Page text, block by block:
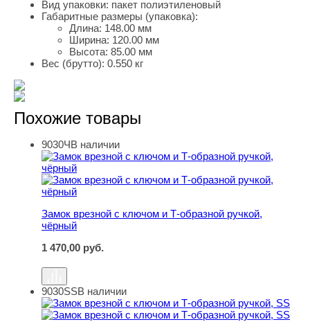
Вид упаковки: пакет полиэтиленовый
Габаритные размеры (упаковка):
Длина: 148.00 мм
Ширина: 120.00 мм
Высота: 85.00 мм
Вес (брутто): 0.550 кг
Похожие товары
Замок врезной с ключом и Т-образной ручкой, чёрный
9030ЧВ наличии
Замок врезной с ключом и Т-образной ручкой,
чёрный
1 470,00 руб.
Замок врезной с ключом и Т-образной ручкой, SS
9030SSВ наличии